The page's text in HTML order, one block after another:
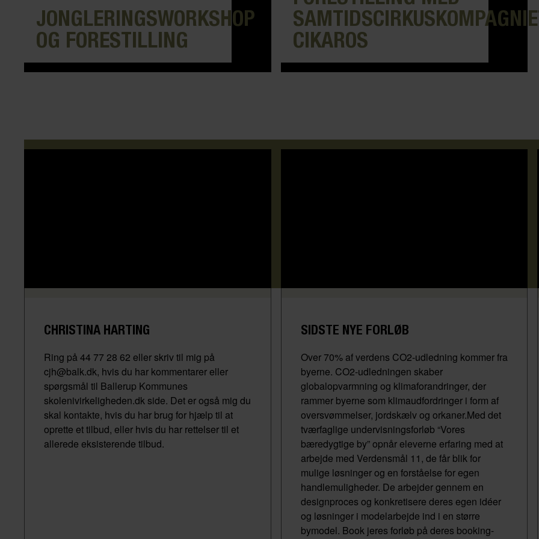
JONGLERINGSWORKSHOP
OG FORESTILLING
CIKAROS
CHRISTINA HARTING
Ring på 44 77 28 62 eller skriv til mig på
cjh@balk.dk, hvis du har kommentarer eller
spørgsmål til Ballerup Kommunes
skolenivirkeligheden.dk side. Det er også mig du
skal kontakte, hvis du har brug for hjælp til at
oprette et tilbud, eller hvis du har rettelser til et
allerede eksisterende tilbud.
SIDSTE NYE FORLØB
Over 70% af verdens CO2-udledning kommer fra
byerne. CO2-udledningen skaber
globalopvarmning og klimaforandringer, der
rammer byerne som klimaudfordringer i form af
oversvømmelser, jordskælv og orkaner.Med det
tværfaglige undervisningsforløb “Vores
bæredygtige by” opnår eleverne erfaring med at
arbejde med Verdensmål 11, de får blik for
mulige løsninger og en forståelse for egen
handlemuligheder. De arbejder gennem en
designproces og konkretisere deres egen idéer
og løsninger i modelarbejde ind i en større
bymodel. Book jeres forløb på deres booking-